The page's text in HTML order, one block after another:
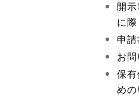
開
に
申
お
保
め